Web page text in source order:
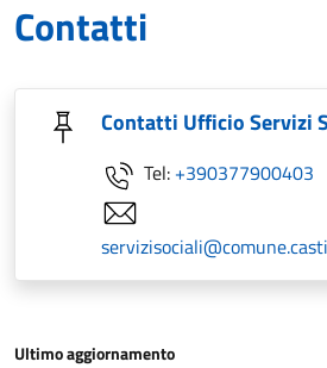
Contatti
Contatti Ufficio Servizi
Tel: +390377900403
Ultimo aggiornamento